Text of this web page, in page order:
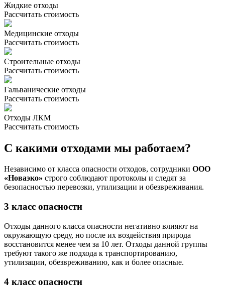
Жидкие отходы
Рассчитать стоимость
Медицинские отходы
Рассчитать стоимость
Строительные отходы
Рассчитать стоимость
Гальванические отходы
Рассчитать стоимость
Отходы ЛКМ
Рассчитать стоимость
С какими отходами мы работаем?
Независимо от класса опасности отходов, сотрудники ООО
«Новаэко» строго соблюдают протоколы и следят за
безопасностью перевозки, утилизации и обезвреживания.
3 класс опасности
Отходы данного класса опасности негативно влияют на
окружающую среду, но после их воздействия природа
восстановится менее чем за 10 лет. Отходы данной группы
требуют такого же подхода к транспортированию,
утилизации, обезвреживанию, как и более опасные.
4 класс опасности